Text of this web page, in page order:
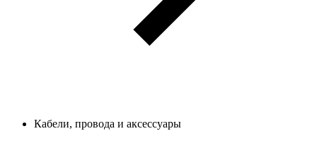
Кабели, провода и аксессуары